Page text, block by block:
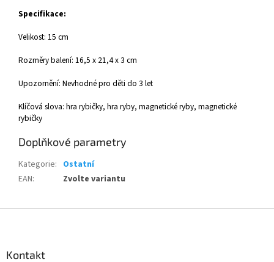
Specifikace:
Velikost: 15 cm
Rozměry balení: 16,5 x 21,4 x 3 cm
Upozornění: Nevhodné pro děti do 3 let
Klíčová slova: hra rybičky, hra ryby, magnetické ryby, magnetické
rybičky
Doplňkové parametry
Kategorie: Ostatní
EAN: Zvolte variantu
Kontakt